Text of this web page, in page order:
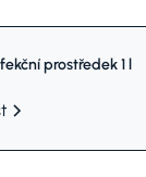
prostředek 1 l